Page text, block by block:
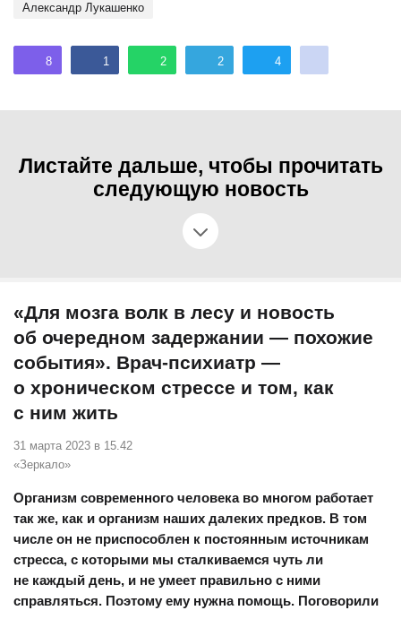
Александр Лукашенко
8 1 2 2 4
Листайте дальше, чтобы прочитать
следующую новость